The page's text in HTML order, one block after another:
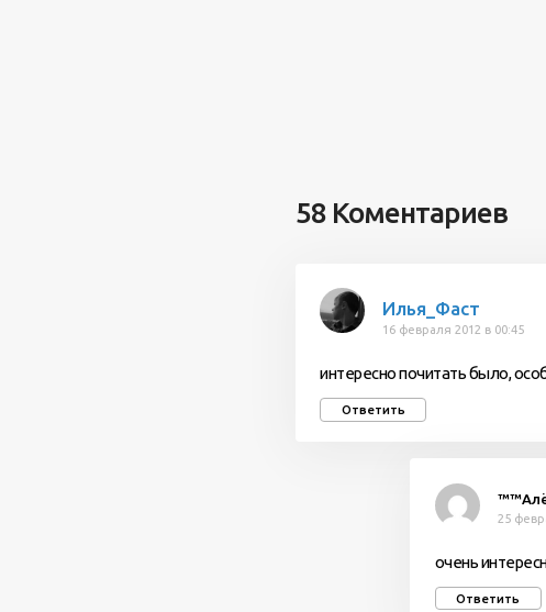
58 Коментариев
Илья_Фаст
16 февраля 2012 в 00:45
интересно почитать было,
Ответить
25
очень
Ответить